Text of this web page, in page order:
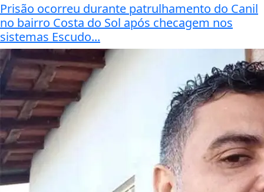
Prisão ocorreu durante patrulhamento do Canil
no bairro Costa do Sol após checagem nos
sistemas Escudo...